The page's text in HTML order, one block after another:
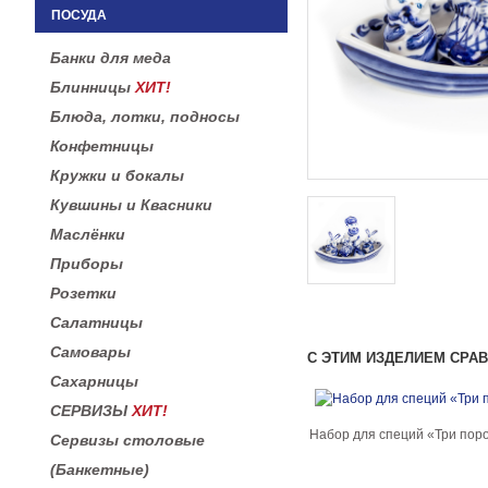
ПОСУДА
Банки для меда
Блинницы ХИТ!
Блюда, лотки, подносы
Конфетницы
Кружки и бокалы
Кувшины и Квасники
Маслёнки
Приборы
Розетки
Салатницы
Самовары
Сахарницы
СЕРВИЗЫ ХИТ!
Сервизы столовые
(Банкетные)
С ЭТИМ ИЗДЕЛИЕМ
Набор для специй «Три